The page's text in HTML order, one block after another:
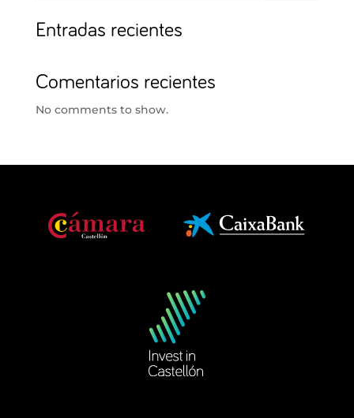
Entradas recientes
Comentarios recientes
No comments to show.